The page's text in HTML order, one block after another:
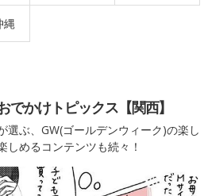
縄
でかけトピックス【関西】
選ぶ、GW(ゴールデンウィーク)の楽し
しめるコンテンツも続々！